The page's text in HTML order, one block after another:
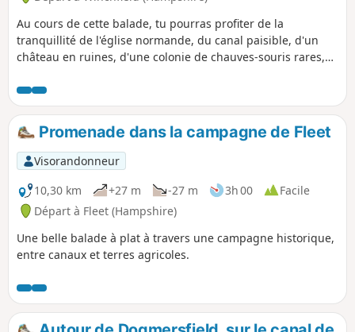
Au cours de cette balade, tu pourras profiter de la
tranquillité de l'église normande, du canal paisible, d'un
château en ruines, d'une colonie de chauves-souris rares,
imprenables. Si tu fais juste cette partie de la balade, pense
à prévoir un moyen de transport pour revenir au point de
départ ou chez toi, ou à revenir par le même chemin.
Promenade dans la campagne de Fleet
Visorandonneur
10,30 km
+27 m -27 m 3h 00
Facile
Départ à Fleet (Hampshire)
Une belle balade à plat à travers une campagne historique,
entre canaux et terres agricoles.